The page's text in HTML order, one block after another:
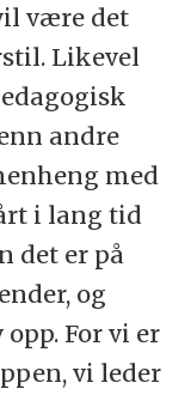
være det
Likevel
andre
med
i lang tid
det er på
og
For vi er
vi leder